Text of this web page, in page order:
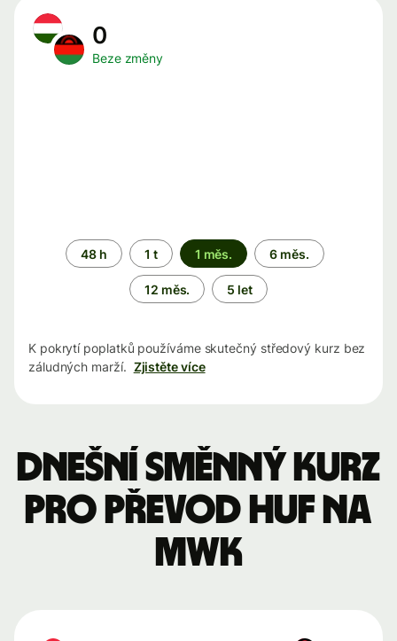
0
Beze změny
Časové
období
48 h 1 t 1 měs. 6 měs.
12 měs. 5 let
K pokrytí poplatků používáme skutečný středový kurz bez
záludných marží. Zjistěte více
Dnešní směnný kurz
pro převod HUF na
MWK